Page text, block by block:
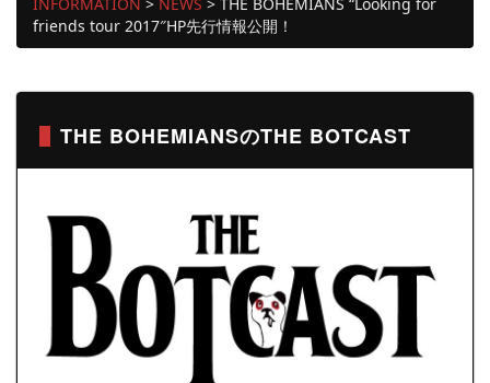
friends tour 2017″HP先行情報公開！
THE BOHEMIANSのTHE BOTCAST